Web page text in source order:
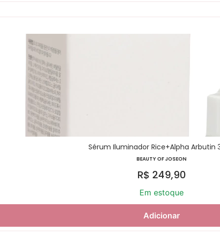
Sérum Iluminador Rice+Alpha Arbutin
BEAUTY OF JOSEON
R$ 249,90
Em estoque
Adicionar